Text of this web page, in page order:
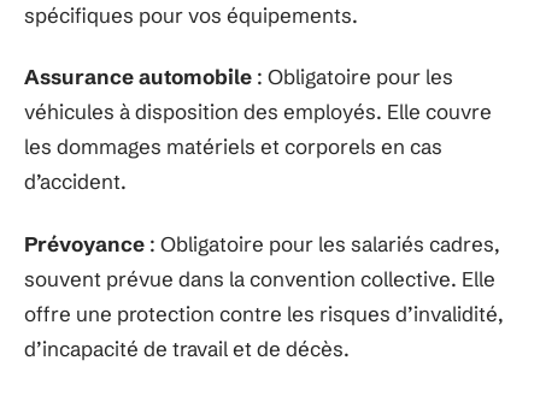
spécifiques pour vos équipements.
Assurance automobile : Obligatoire pour les
véhicules à disposition des employés. Elle couvre
les dommages matériels et corporels en cas
d’accident.
Prévoyance : Obligatoire pour les salariés cadres,
souvent prévue dans la convention collective. Elle
offre une protection contre les risques d’invalidité,
d’incapacité de travail et de décès.